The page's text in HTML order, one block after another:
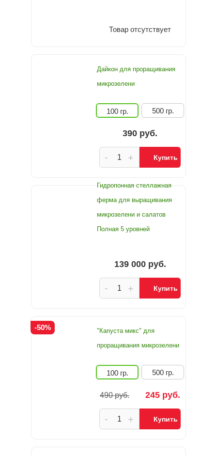
Товар отсутствует
Дайкон для проращивания
микрозелени
100 гр. 500 гр.
390 руб.
+
- Купить
Гидропонная стеллажная
ферма для выращивания
микрозелени и салатов
Полная 5 уровней
139 000 руб.
+
- Купить
"Капуста микс" для
проращивания микрозелени
-50%
100 гр. 500 гр.
490 руб. 245 руб.
+
- Купить